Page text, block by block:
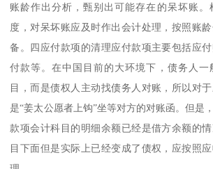
账龄作出分析，甄别出可能存在的呆坏账。
度，对呆坏账应及时作出会计处理，按照账
备。四应付款项的清理应付款项主要包括应
付款等。在中国目前的大环境下，债务人一
目，而是债权人主动找债务人对账，所以对
是“姜太公愿者上钩”坐等对方的对账函。但是
款项会计科目的明细余额已经是借方余额的
目下面但是实际上已经变成了债权，应按照